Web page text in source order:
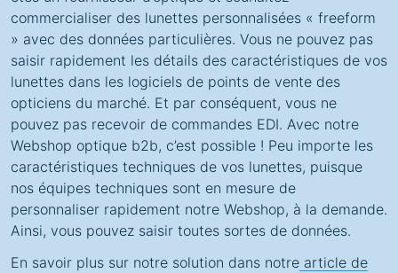
commercialiser des lunettes personnalisées « freeform
» avec des données particulières. Vous ne pouvez pas
saisir rapidement les détails des caractéristiques de vos
lunettes dans les logiciels de points de vente des
opticiens du marché. Et par conséquent, vous ne
pouvez pas recevoir de commandes EDI. Avec notre
Webshop optique b2b, c’est possible ! Peu importe les
caractéristiques techniques de vos lunettes, puisque
nos équipes techniques sont en mesure de
personnaliser rapidement notre Webshop, à la demande.
Ainsi, vous pouvez saisir toutes sortes de données.
En savoir plus sur notre solution dans notre article de